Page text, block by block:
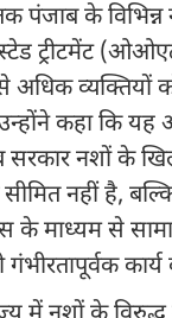
के विभिन्न
ट्रीटमेंट
अधिक व्यक्तियों
कहा कि
सरकार नशों के
नहीं है,
के माध्यम से
कार्य